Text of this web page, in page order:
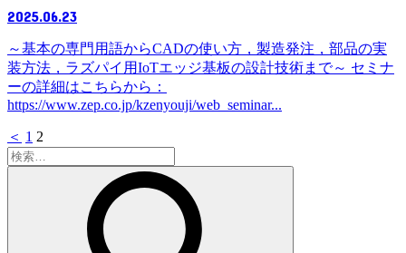
2025.06.23
～基本の専門用語からCADの使い方，製造発注，部品の実
装方法，ラズパイ用IoTエッジ基板の設計技術まで～ セミナ
ーの詳細はこちらから：
https://www.zep.co.jp/kzenyouji/web_seminar...
＜ 1 2
検
索: